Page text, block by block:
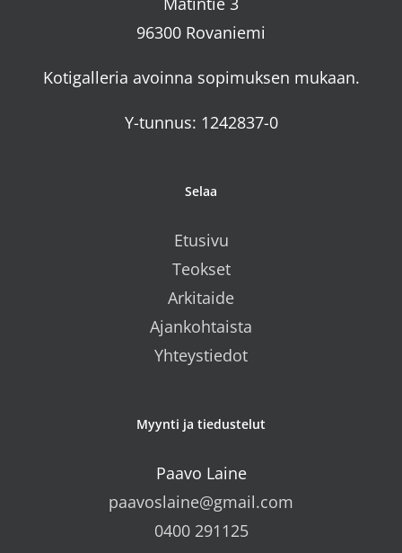
96300 Rovaniemi
Kotigalleria avoinna sopimuksen mukaan.
Y-tunnus: 1242837-0
Selaa
Etusivu
Teokset
Arkitaide
Ajankohtaista
Yhteystiedot
Myynti ja tiedustelut
Paavo Laine
paavoslaine@gmail.com
0400 291125